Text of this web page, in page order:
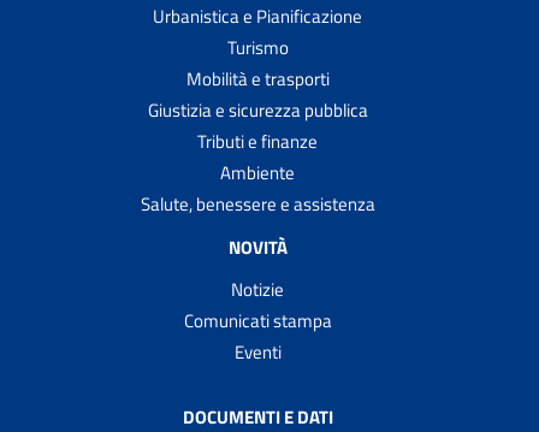
Urbanistica e Pianificazione
Turismo
Mobilità e trasporti
Giustizia e sicurezza pubblica
Tributi e finanze
Ambiente
Salute, benessere e assistenza
NOVITÀ
Notizie
Comunicati stampa
Eventi
DOCUMENTI E DATI